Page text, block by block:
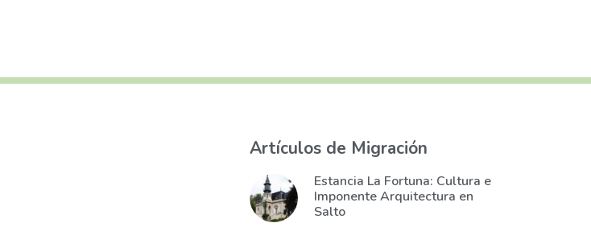
Artículos de Migración
Estancia La Fortuna: Cultura e
Imponente Arquitectura en
Salto